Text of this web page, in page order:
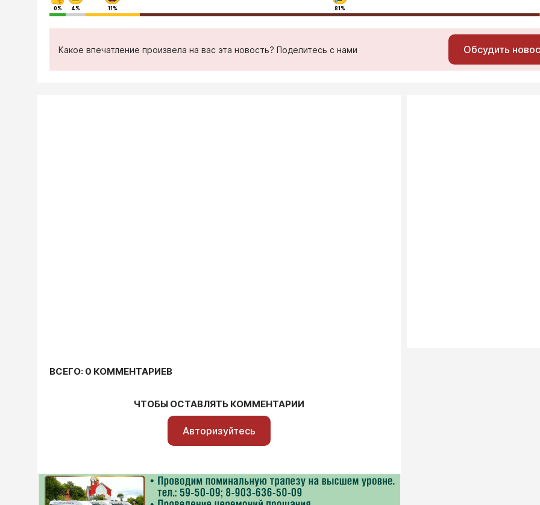
0% 4% 11% 81%
Какое впечатление произвела на вас эта новость? Поделитесь с нами Обсудить
ВСЕГО: 0 КОММЕНТАРИЕВ
ЧТОБЫ ОСТАВЛЯТЬ КОММЕНТАРИИ
Авторизуйтесь